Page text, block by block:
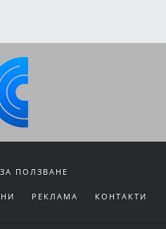
ПОЛЗВАНЕ
РЕКЛАМА КОНТАКТИ